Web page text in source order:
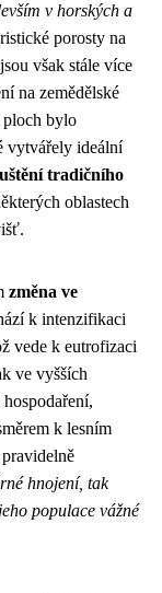
v horských a
porosty na
však stále více
na zemědělské
ploch bylo
vytvářely ideální
tradičního
oblastech
změna ve
k intenzifikaci
vede k eutrofizaci
ve vyšších
k lesním
hnojení, tak
populace vážné